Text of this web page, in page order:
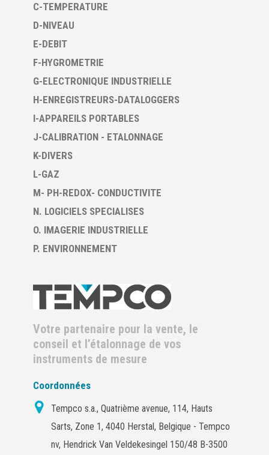
C-TEMPERATURE
D-NIVEAU
E-DEBIT
F-HYGROMETRIE
G-ELECTRONIQUE INDUSTRIELLE
H-ENREGISTREURS-DATALOGGERS
I-APPAREILS PORTABLES
J-CALIBRATION - ETALONNAGE
K-DIVERS
L-GAZ
M- PH-REDOX- CONDUCTIVITE
N. LOGICIELS SPECIALISES
O. IMAGERIE INDUSTRIELLE
P. ENVIRONNEMENT
Votre partenaire pour la vente, le
conseil et l’étalonnage de vos
instruments de mesure
Coordonnées
Tempco s.a., Quatrième avenue, 114, Hauts
Sarts, Zone 1, 4040 Herstal, Belgique - Tempco
nv, Hendrick Van Veldekesingel 150/48 B-3500